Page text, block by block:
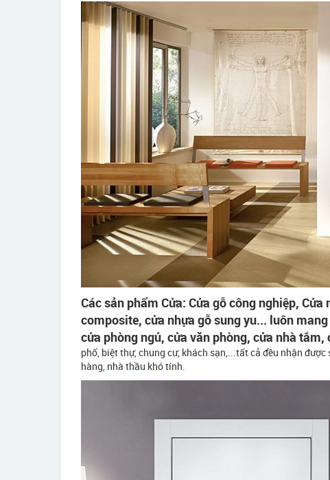
Các sản phẩm Cửa: Cửa gỗ công nghiệp,
composite, cửa nhựa gỗ sung yu... luôn
cửa phòng ngủ, cửa văn phòng, cửa nhà tắm,
phố, biệt thự, chung cư, khách sạn,...tất cả đều nhận
hàng, nhà thầu khó tính.